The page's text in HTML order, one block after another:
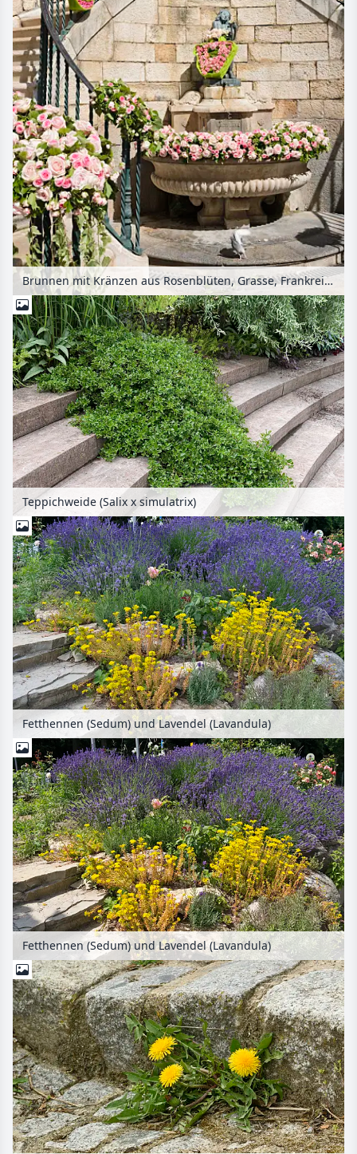
Brunnen mit Kränzen aus Rosenblüten, Grasse, Frankreich
Teppichweide (Salix x simulatrix)
Fetthennen (Sedum) und Lavendel (Lavandula)
Fetthennen (Sedum) und Lavendel (Lavandula)